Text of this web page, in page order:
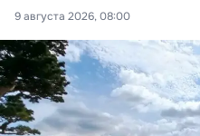
9 августа 2026, 08:00